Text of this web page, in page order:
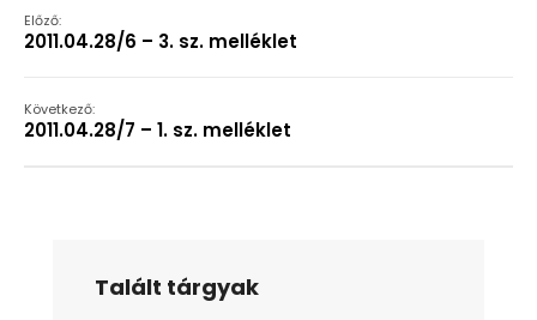
Előző:
2011.04.28/6 – 3. sz. melléklet
Következő:
2011.04.28/7 – 1. sz. melléklet
Talált tárgyak